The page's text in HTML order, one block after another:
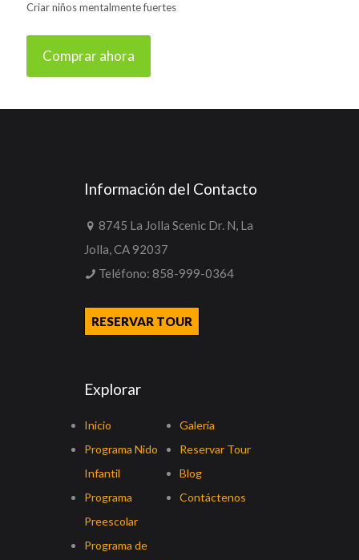
Criar niños mentalmente fuertes
Comprar ahora
Información del Contacto
8745 La Jolla Scenic Dr. N, La
Jolla, CA 92037
Teléfono: 858-999-0364
RESERVAR TOUR
Explorar
Inicio
Programa Nido
Infantil
Programa
Preescolar
Programa de
Galería
Reservar Tour
Blog
Contáctenos